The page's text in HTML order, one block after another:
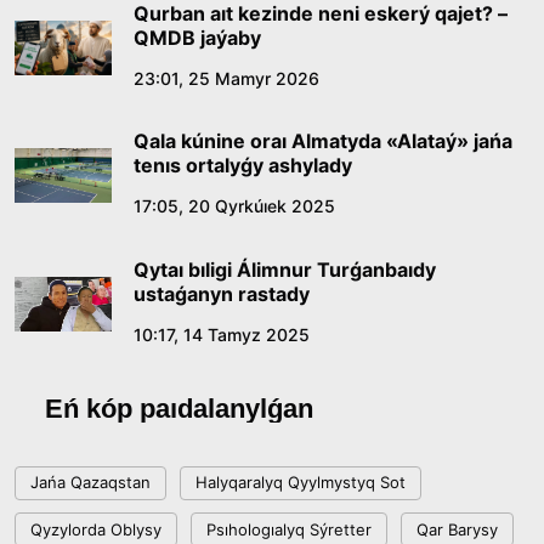
Qazaq tilindegi «qut» konseptisiniń
09:21, 21 Shilde 2026
Abaıdyń adam tárbıesi týraly kózqarastarynyń
18:59, 20 Shilde 2026
álde básekelesi me?
Ulttyq arhıvtiń ashylǵanyna 20 jyl: negizgi
Qurban aıt kezinde neni eskerý qajet? –
QMDB jaýaby
23:01, 25 Mamyr 2026
Qala kúnine oraı Almatyda «Alataý» jańa
tenıs ortalyǵy ashylady
17:05, 20 Qyrkúıek 2025
Qytaı bıligi Álimnur Turǵanbaıdy
ustaǵanyn rastady
10:17, 14 Tamyz 2025
Eń kóp paıdalanylǵan
Jańa Qazaqstan Halyqaralyq Qyylmystyq Sot
Qyzylorda Oblysy Psıhologıalyq Sýretter Qar Barysy